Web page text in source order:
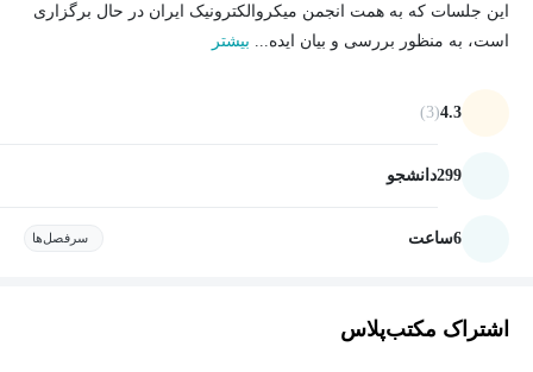
این جلسات که به همت انجمن میکروالکترونیک ایران در حال برگزاری
است، به منظور بررسی و بیان ایده... بیشتر
4.3
(3)
299دانشجو
6ساعت سرفصل‌ها
اشتراک مکتب‌پلاس